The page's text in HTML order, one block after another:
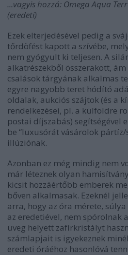
...vagyis hozzá: Omega Aqua
(eredeti)
Ezek elterjedésével pedig a
tőrdöfést kapott a szívébe,
nem gyógyult ki teljesen. A
alkatrészekből összerakott,
csalások tárgyának alkalmas
egyre nagyobb teret hódító
oldalak, aukciós szájtok (és a
rendelkezései, pl. a külföldre
postai díjszabás) segítségével
be “luxusórát vásárolok
illúziónak.
Azonban ez még mindig nem
már léteznek olyan
kicsit hozzáértőbb emberek
bőven alkalmasak. Ezeknél
arra, hogy az óra mérete,
az eredetiével, nem spórolnak
üveg helyett zafírkristályt
számlapjait is igyekeznek
eredeti óráéhoz hasonlóvá